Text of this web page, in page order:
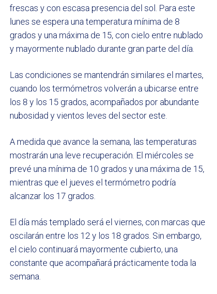
frescas y con escasa presencia del sol. Para este
lunes se espera una temperatura mínima de 8
grados y una máxima de 15, con cielo entre nublado
y mayormente nublado durante gran parte del día.
Las condiciones se mantendrán similares el martes,
cuando los termómetros volverán a ubicarse entre
los 8 y los 15 grados, acompañados por abundante
nubosidad y vientos leves del sector este.
A medida que avance la semana, las temperaturas
mostrarán una leve recuperación. El miércoles se
prevé una mínima de 10 grados y una máxima de 15,
mientras que el jueves el termómetro podría
alcanzar los 17 grados.
El día más templado será el viernes, con marcas que
oscilarán entre los 12 y los 18 grados. Sin embargo,
el cielo continuará mayormente cubierto, una
constante que acompañará prácticamente toda la
semana.